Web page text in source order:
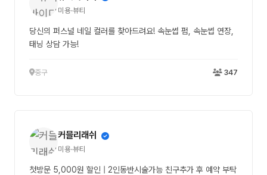
미용·뷰티
당신의 퍼스널 네일 컬러를 찾아드려요! 속눈썹 펌, 속눈썹 연장,
태닝 상담 가능!
중구 347
커믈리래쉬
미용·뷰티
첫방문 5,000원 할인 | 2인동반시술가능 친구추가 후 예약 부탁